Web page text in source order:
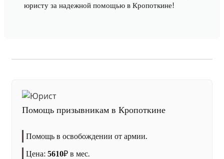
юристу за надежной помощью в Кропоткине!
Помощь призывникам в Кропоткине
Помощь в освобождении от армии.
Цена: 5610₽ в мес.